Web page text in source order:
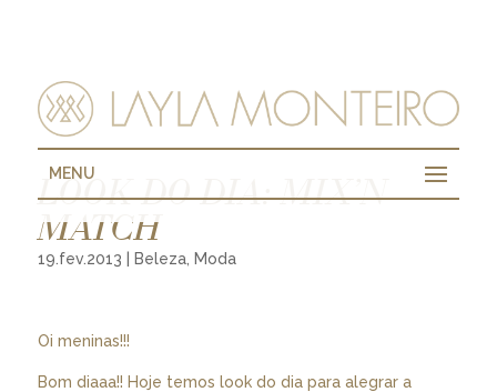
MENU
LOOK DO DIA: MIX’N
MATCH
19.fev.2013 Beleza, Moda
Oi meninas!!!
Bom diaaa!! Hoje temos look do dia para alegrar a